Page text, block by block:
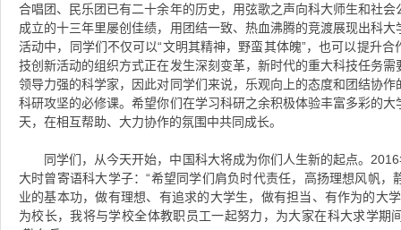
合唱团、民乐团已有二十余年的历史，用弦歌之声向科大师生和社
成立的十三年里屡创佳绩，用团结一致、热血沸腾的竞渡展现出科
活动中，同学们不仅可以“文明其精神，野蛮其体魄”，也可以提升
技创新活动的组织方式正在发生深刻变革，新时代的重大科技任务
领导力强的科学家，因此对同学们来说，乐观向上的态度和团结协
科研攻坚的必修课。希望你们在学习科研之余积极体验丰富多彩的
天，在相互帮助、大力协作的氛围中共同成长。
同学们，从今天开始，中国科大将成为你们人生新的起点。
大时曾寄语科大学子：“希望同学们肩负时代责任，高扬理想风帆
业的基本功，做有理想、有追求的大学生，做有担当、有作为的大
为校长，我将与学校全体教职员工一起努力，为大家在科大求学期